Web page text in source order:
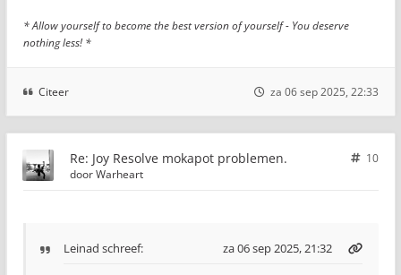
* Allow yourself to become the best version of yourself - You deserve
nothing less! *
Citeer za 06 sep 2025, 22:33
Re: Joy Resolve mokapot problemen.
10
doorWarheart
Leinad schreef: za 06 sep 2025, 21:32